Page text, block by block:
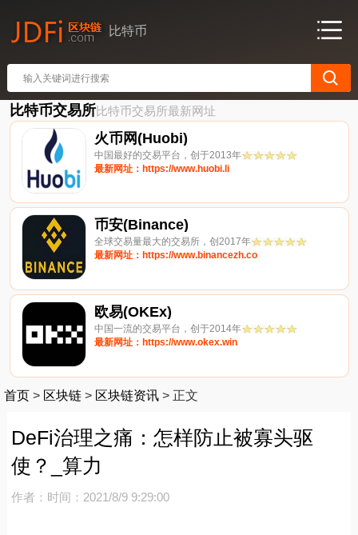
比特币
比特币交易所比特币交易所最新网址
火币网(Huobi)
中国最好的交易平台，创于2013年
最新网址：https://www.huobi.li
币安(Binance)
全球交易量最大的交易所，创2017年
最新网址：https://www.binancezh.co
欧易(OKEx)
中国一流的交易平台，创于2014年
最新网址：https://www.okex.win
首页 > 区块链 > 区块链资讯 > 正文
DeFi治理之痛：怎样防止被寡头驱
使？_算力
作者： 时间：2021/8/9 9:29:00